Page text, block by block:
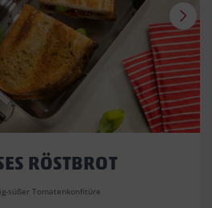
RÖSTBROT
süßer Tomatenkonfitüre